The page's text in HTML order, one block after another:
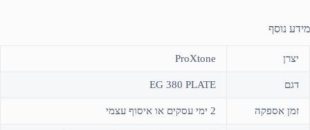
מידע נוסף
יצרן ProXtone
דגם EG 380 PLATE
זמן אספקה 2 ימי עסקים או איסוף עצמי